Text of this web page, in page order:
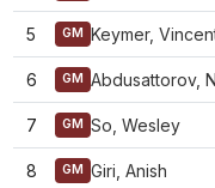
5 GM Keymer,
6 GM Abdusattorov,
7 GM So, Wesley
8 GM Giri, Anish